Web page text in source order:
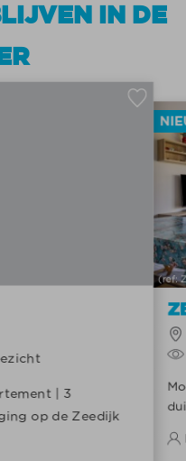
IN DE
| 3
op de Zeedijk
(ref: